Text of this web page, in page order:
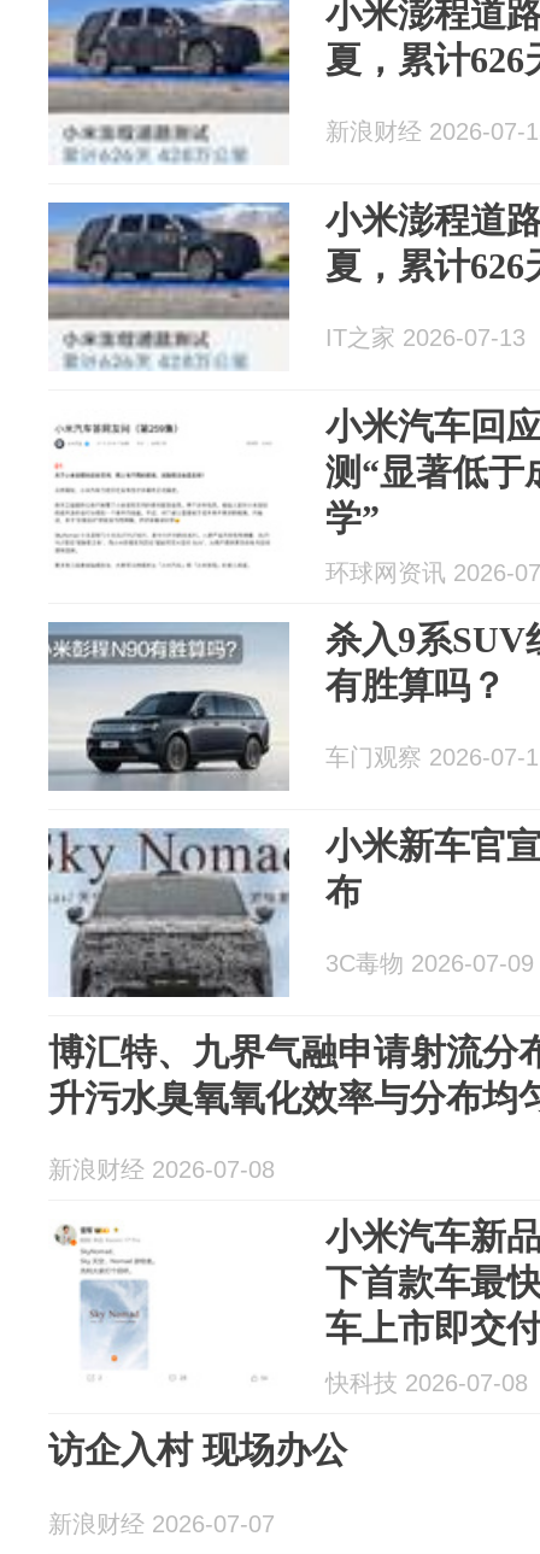
小米澎程道
夏，累计626
新浪财经 2026-07-
小米澎程道
夏，累计626
IT之家 2026-07-13
小米汽车回
测“显著低于
学”
环球网资讯 2026-
杀入9系SUV
有胜算吗？
车门观察 2026-07-
小米新车官
布
3C毒物 2026-07-09
博汇特、九界气融申请射流分
升污水臭氧氧化效率与分布均
新浪财经 2026-07-08
小米汽车新
下首款车最
车上市即交
快科技 2026-07-08
访企入村 现场办公
新浪财经 2026-07-07